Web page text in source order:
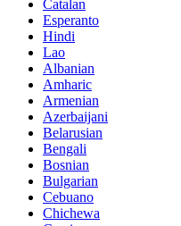
Catalan
Esperanto
Hindi
Lao
Albanian
Amharic
Armenian
Azerbaijani
Belarusian
Bengali
Bosnian
Bulgarian
Cebuano
Chichewa